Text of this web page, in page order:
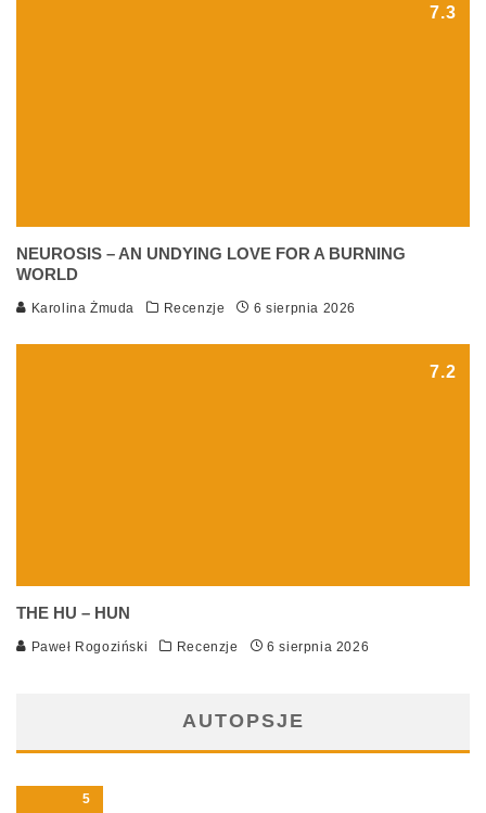
7.3
NEUROSIS – AN UNDYING LOVE FOR A BURNING
WORLD
Karolina Żmuda Recenzje 6 sierpnia 2026
7.2
THE HU – HUN
Paweł Rogoziński Recenzje 6 sierpnia 2026
AUTOPSJE
5